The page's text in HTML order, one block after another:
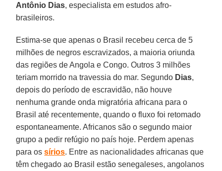
Antônio Dias, especialista em estudos afro-
brasileiros.
Estima-se que apenas o Brasil recebeu cerca de 5
milhões de negros escravizados, a maioria oriunda
das regiões de Angola e Congo. Outros 3 milhões
teriam morrido na travessia do mar. Segundo Dias,
depois do período de escravidão, não houve
nenhuma grande onda migratória africana para o
Brasil até recentemente, quando o fluxo foi retomado
espontaneamente. Africanos são o segundo maior
grupo a pedir refúgio no país hoje. Perdem apenas
para ossírios. Entre as nacionalidades africanas que
têm chegado ao Brasil estão senegaleses, angolanos